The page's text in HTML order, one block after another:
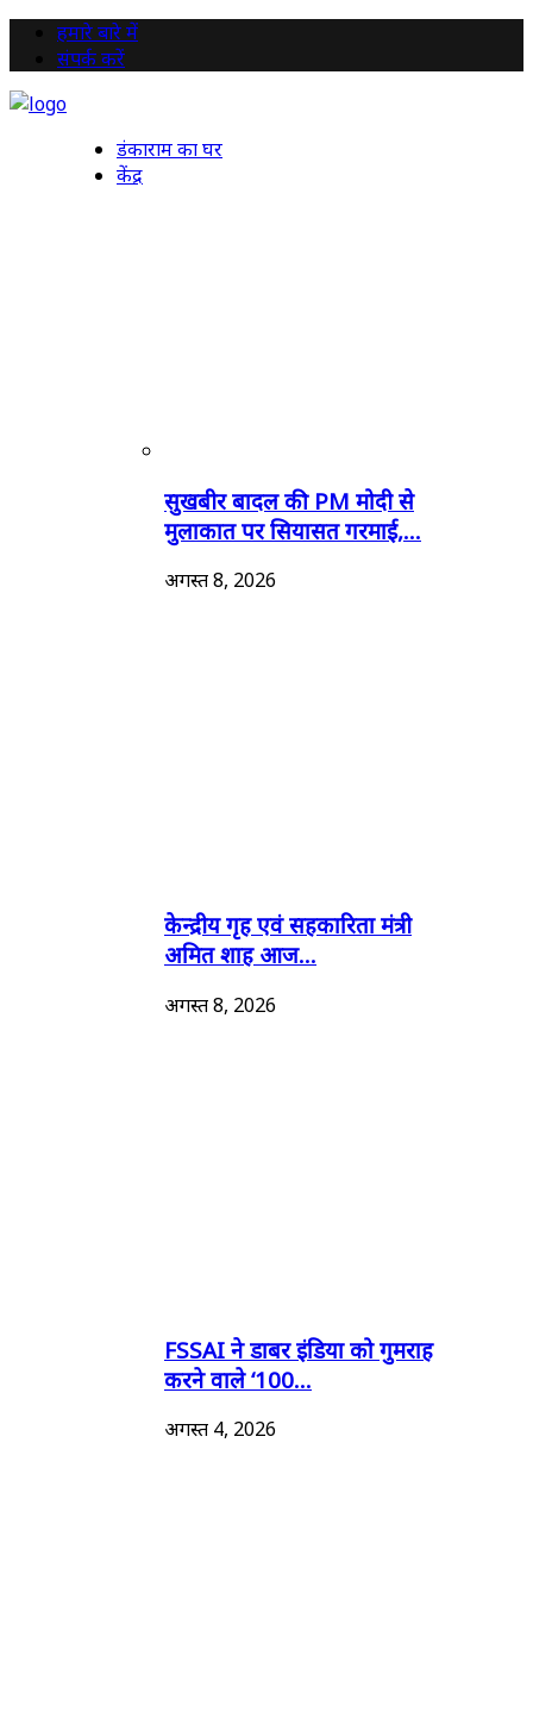
हमारे बारे में
संपर्क करें
डंकाराम का घर
केंद्र
सुखबीर बादल की PM मोदी से
मुलाकात पर सियासत गरमाई,...
अगस्त 8, 2026
केन्द्रीय गृह एवं सहकारिता मंत्री
अमित शाह आज...
अगस्त 8, 2026
FSSAI ने डाबर इंडिया को गुमराह
करने वाले ‘100...
अगस्त 4, 2026